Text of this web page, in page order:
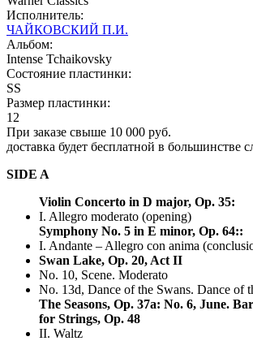
Исполнитель:
ЧАЙКОВСКИЙ П.И.
Альбом:
Intense Tchaikovsky
Состояние пластинки:
SS
Размер пластинки:
12
При заказе свыше 10 000 руб.
доставка будет бесплатной в большинстве
SIDE A
Violin Concerto in D major, Op. 35:
I. Allegro moderato (opening)
Symphony No. 5 in E minor, Op. 64::
I. Andante – Allegro con anima
Swan Lake, Op. 20, Act II
No. 10, Scene. Moderato
No. 13d, Dance of the Swans. Dance of
The Seasons, Op. 37a: No. 6, June.
for Strings, Op. 48
II. Waltz